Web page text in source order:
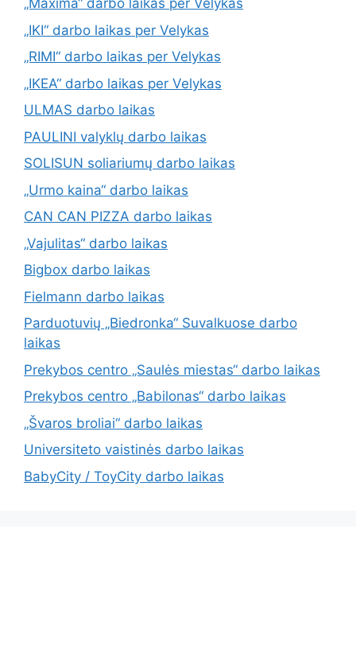
„Maxima“ darbo laikas per Velykas
„IKI“ darbo laikas per Velykas
„RIMI“ darbo laikas per Velykas
„IKEA“ darbo laikas per Velykas
ULMAS darbo laikas
PAULINI valyklų darbo laikas
SOLISUN soliariumų darbo laikas
„Urmo kaina“ darbo laikas
CAN CAN PIZZA darbo laikas
„Vajulitas“ darbo laikas
Bigbox darbo laikas
Fielmann darbo laikas
Parduotuvių „Biedronka“ Suvalkuose darbo
laikas
Prekybos centro „Saulės miestas“ darbo laikas
Prekybos centro „Babilonas“ darbo laikas
„Švaros broliai“ darbo laikas
Universiteto vaistinės darbo laikas
BabyCity / ToyCity darbo laikas